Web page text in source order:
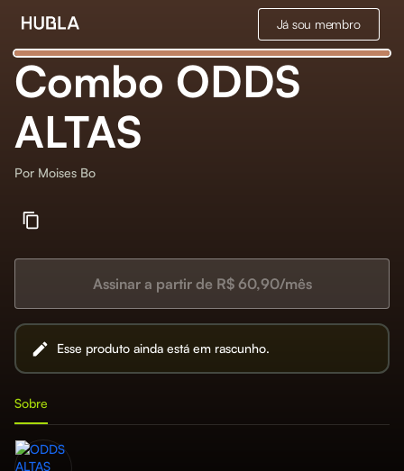
Já sou membro
Combo ODDS
ALTAS
Por Moises Bo
Assinar a partir de R$ 60,90/mês
Esse produto ainda está em rascunho.
Sobre